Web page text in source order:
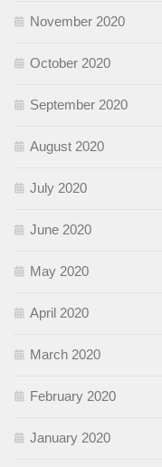
November 2020
October 2020
September 2020
August 2020
July 2020
June 2020
May 2020
April 2020
March 2020
February 2020
January 2020